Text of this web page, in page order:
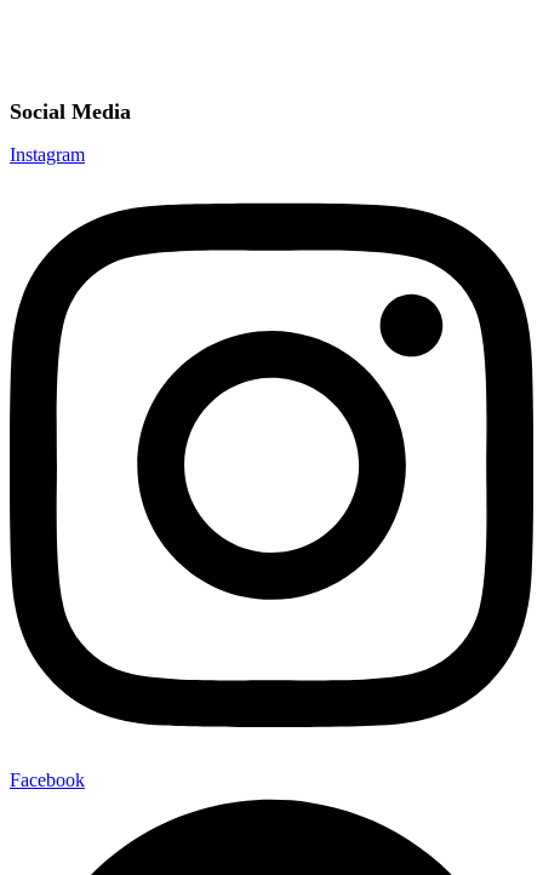
Social Media
Instagram
Facebook